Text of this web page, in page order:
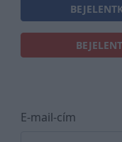
E-mail-cím